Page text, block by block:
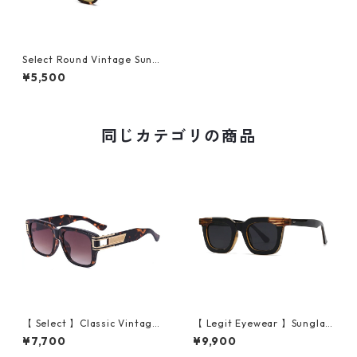
Select Round Vintage Sungl
asses (Leopard/yellow)
¥5,500
同じカテゴリの商品
【 Select 】Classic Vintage
Square Large Flame Sungla
sses (Demi/Brown Gradatio
¥7,700
【 Legit Eyewear 】Sunglas
ses Konoe (Black Wood/Gre
y)
¥9,900